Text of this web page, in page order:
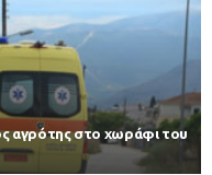
αγρότης στο χωράφι του